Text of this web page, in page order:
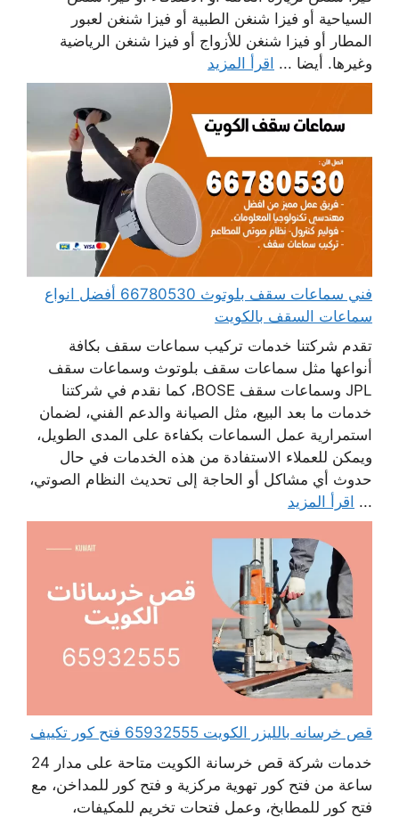
السياحية أو فيزا شنغن الطبية أو فيزا شنغن لعبور
المطار أو فيزا شنغن للأزواج أو فيزا شنغن الرياضية
وغيرها. أيضا ... اقرأ المزيد
فني سماعات سقف بلوتوث 66780530 أفضل انواع
سماعات السقف بالكويت
تقدم شركتنا خدمات تركيب سماعات سقف بكافة
أنواعها مثل سماعات سقف بلوتوث وسماعات سقف
JPL وسماعات سقف BOSE، كما نقدم في شركتنا
خدمات ما بعد البيع، مثل الصيانة والدعم الفني، لضمان
استمرارية عمل السماعات بكفاءة على المدى الطويل،
ويمكن للعملاء الاستفادة من هذه الخدمات في حال
حدوث أي مشاكل أو الحاجة إلى تحديث النظام الصوتي،
... اقرأ المزيد
قص خرسانه بالليزر الكويت 65932555 فتح كور تكييف
خدمات شركة قص خرسانة الكويت متاحة على مدار 24
ساعة من فتح كور تهوية مركزية و فتح كور للمداخن، مع
فتح كور للمطابخ، وعمل فتحات تخريم للمكيفات،